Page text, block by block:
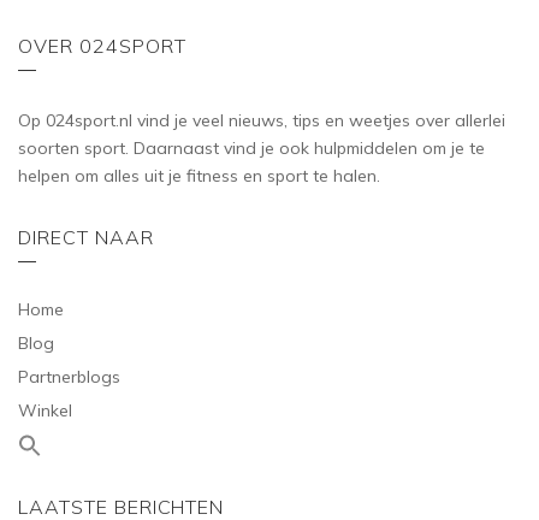
OVER 024SPORT
Op 024sport.nl vind je veel nieuws, tips en weetjes over allerlei
soorten sport. Daarnaast vind je ook hulpmiddelen om je te
helpen om alles uit je fitness en sport te halen.
DIRECT NAAR
Home
Blog
Partnerblogs
Winkel
LAATSTE BERICHTEN